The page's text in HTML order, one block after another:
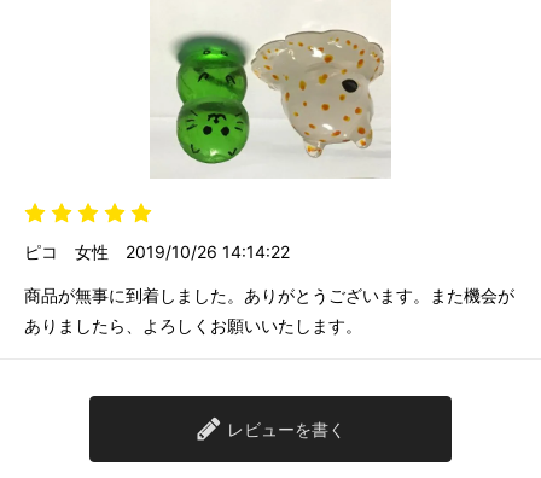
ピコ 女性 2019/10/26 14:14:22
商品が無事に到着しました。ありがとうございます。また機会が
ありましたら、よろしくお願いいたします。
レビューを書く